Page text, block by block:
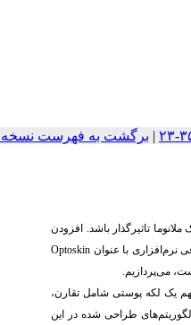
| برگشت به فهرست نسخه
تاثیرگذار باشد. افزودن
با عنوان Optoskin
می‌پردازیم.
یک لکه‌ پوستی شامل تقارن،
طراحی ده در این